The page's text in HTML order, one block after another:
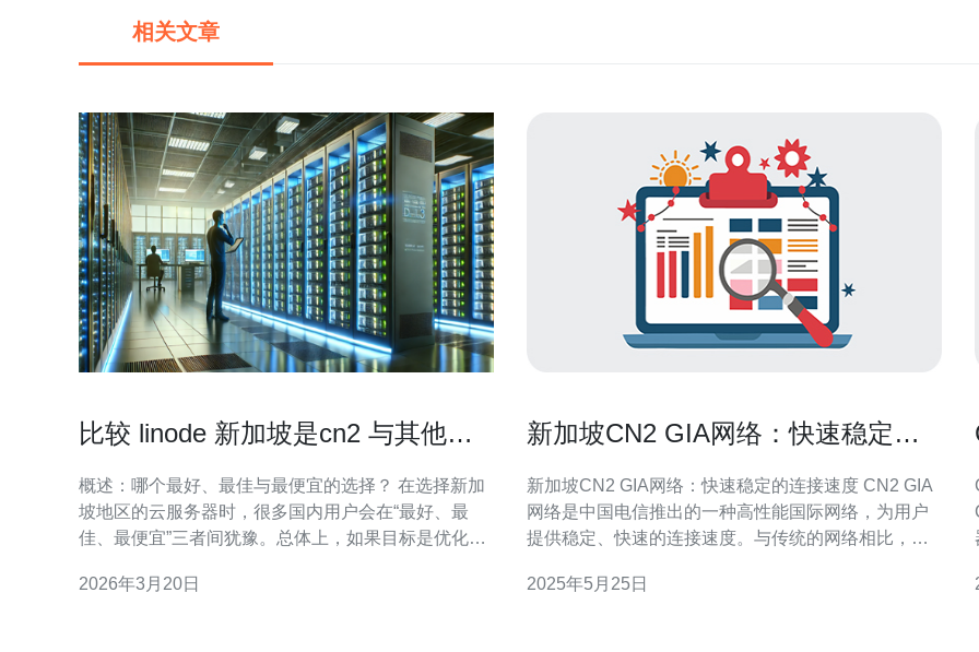
相关文章
比较 linode 新加坡是cn2 与其他新
概述：哪个最好、最佳与最便宜的选择？ 在选择新加
坡地区的云服务器时，很多国内用户会在“最好、最
佳、最便宜”三者间犹豫。总体上，如果目标是优化大
丢包率上通常表现更好；而要求最低成本或面向东南
2026年3月20日
新加坡CN2 GIA网络：快速稳定的
新加坡CN2 GIA网络：快速稳定的连接速度 CN2 GIA
网络是中国电信推出的一种高性能国际网络，为用户
提供稳定、快速的连接速度。与传统的网络相比，
各种在线活动，如视频会议、游戏和云计算。 新加坡
2025年5月25日